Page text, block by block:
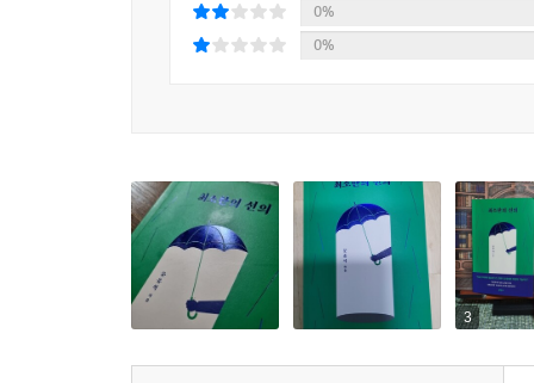
--- p.108~109
공리주의적 관점에서 보면 충분하지 않은 응보야
정에 휘둘리는 사법 포퓰리즘이 아니다. 오히려 사
--- p.158
세상의 갈등 모두가 선과 악의 대결, 또는 정의와
도 하다.
가진 자부터 소비자에 이르는 그 모든 ‘갑질’과
않은지, 법이 왜 인간 존엄성을 최상위의 가치로
글들로 이루어진 1부에서는 23년간 법관으로서
0%
0%
3